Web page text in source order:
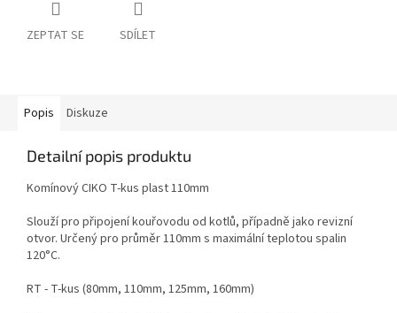
ZEPTAT SE SDÍLET
Popis Diskuze
Detailní popis produktu
Komínový CIKO T-kus plast 110mm
Slouží pro připojení kouřovodu od kotlů, případně jako revizní
otvor. Určený pro průměr 110mm s maximální teplotou spalin
120°C.
RT - T-kus (80mm, 110mm, 125mm, 160mm)